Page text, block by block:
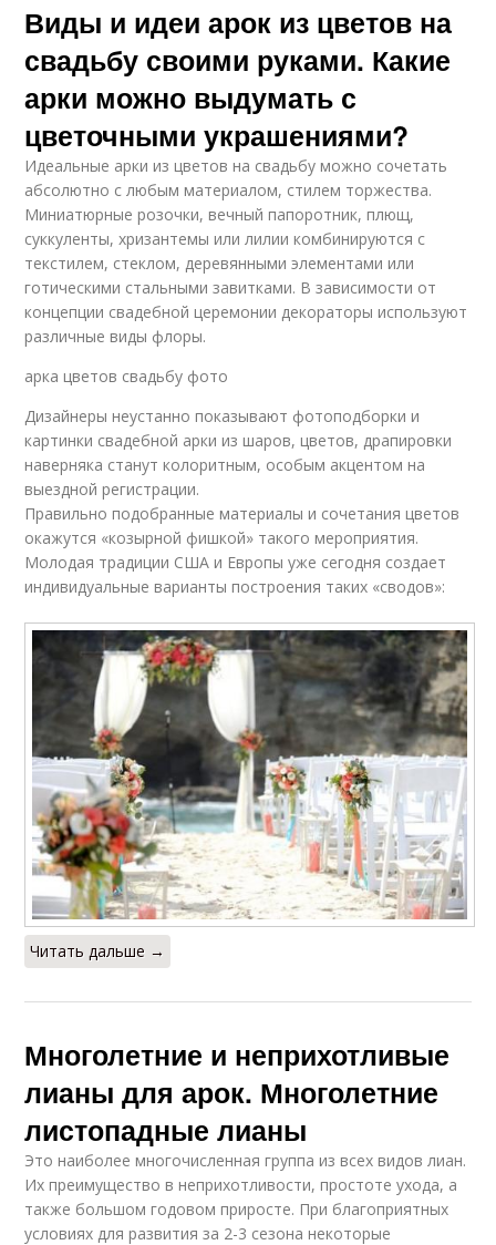
Виды и идеи арок из цветов на
свадьбу своими руками. Какие
арки можно выдумать с
цветочными украшениями?
Идеальные арки из цветов на свадьбу можно сочетать
абсолютно с любым материалом, стилем торжества.
Миниатюрные розочки, вечный папоротник, плющ,
суккуленты, хризантемы или лилии комбинируются с
текстилем, стеклом, деревянными элементами или
готическими стальными завитками. В зависимости от
концепции свадебной церемонии декораторы используют
различные виды флоры.
арка цветов свадьбу фото
Дизайнеры неустанно показывают фотоподборки и
картинки свадебной арки из шаров, цветов, драпировки
наверняка станут колоритным, особым акцентом на
выездной регистрации.
Правильно подобранные материалы и сочетания цветов
окажутся «козырной фишкой» такого мероприятия.
Молодая традиции США и Европы уже сегодня создает
индивидуальные варианты построения таких «сводов»:
Читать дальше →
Многолетние и неприхотливые
лианы для арок. Многолетние
листопадные лианы
Это наиболее многочисленная группа из всех видов лиан.
Их преимущество в неприхотливости, простоте ухода, а
также большом годовом приросте. При благоприятных
условиях для развития за 2-3 сезона некоторые